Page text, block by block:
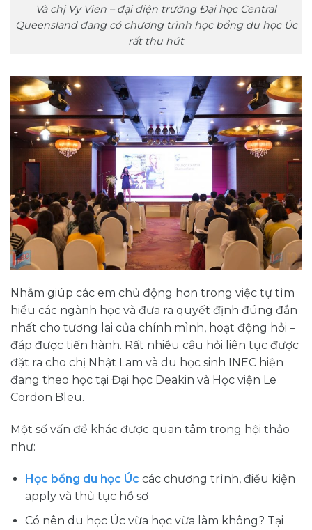
Và chị Vy Vien – đại diện trường Đại học Central
Queensland đang có chương trình học bổng du học Úc
rất thu hút
Nhằm giúp các em chủ động hơn trong việc tự tìm
hiểu các ngành học và đưa ra quyết định đúng đắn
nhất cho tương lai của chính mình, hoạt động hỏi –
đáp được tiến hành. Rất nhiều câu hỏi liên tục được
đặt ra cho chị Nhật Lam và du học sinh INEC hiện
đang theo học tại Đại học Deakin và Học viện Le
Cordon Bleu.
Một số vấn đề khác được quan tâm trong hội thảo
như:
Học bổng du học Úc các chương trình, điều kiện
apply và thủ tục hồ sơ
Có nên du học Úc vừa học vừa làm không? Tại